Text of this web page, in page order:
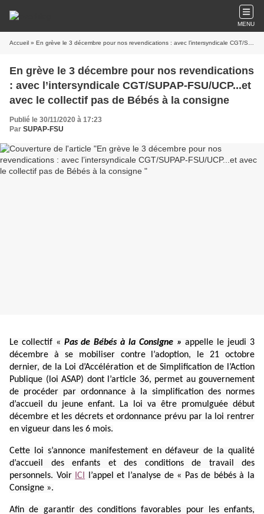
MENU
Accueil » En grève le 3 décembre pour nos revendications : avec l’intersyndicale CGT/SUPAP-FSU/UCP...et avec le collectif pas de Bébés à la consigne
En grève le 3 décembre pour nos revendications
: avec l’intersyndicale CGT/SUPAP-FSU/UCP...et
avec le collectif pas de Bébés à la consigne
Publié le 30/11/2020 à 17:23
Par SUPAP-FSU
Le collectif « Pas de Bébés à la Consigne » appelle le jeudi 3
décembre à se mobiliser contre l’adoption, le 21 octobre
dernier, de la Loi d’Accélération et de Simplification de l’Action
Publique (loi ASAP) dont l’article 36, permet au gouvernement
de procéder par ordonnance à la simplification des normes
d’accueil du jeune enfant. La loi va être promulguée début
décembre et les décrets et ordonnance prévu par la loi rentrer
en vigueur dans les 6 mois.
Cette loi s’annonce manifestement en défaveur de la qualité
d’accueil des enfants et des conditions de travail des
personnels. Voir ICI
l’appel et l’analyse de « Pas de bébés à la
Consigne ».
Afin de garantir des conditions favorables pour les enfants,